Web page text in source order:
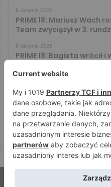
8 sierpnia 2026
PRIME 18: Mariusz Wach
Team zwyciężył w 3.
8 sierpnia 2026
PRIME 18: Bagieta wrócił
PRIME 18: Ryta rozbił
Wsparcie Murana nie
8 sierpnia 2026
PRIME 18 za darmo –
Aż trzy starcia dostępne